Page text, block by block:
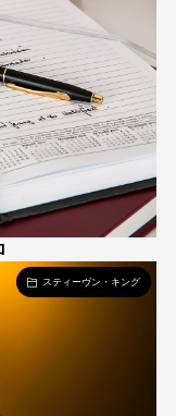
スティーヴン・キング